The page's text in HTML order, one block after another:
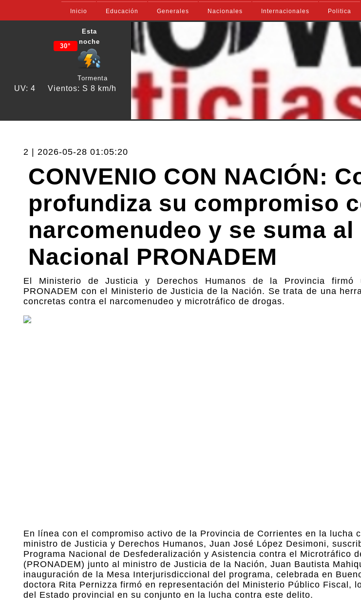
Inicio Educación Generales Nacionales Internacionales Politica
30°
Esta
noche
Tormenta
UV: 4 Vientos: S 8 km/h
2 | 2026-05-28 01:05:20
CONVENIO CON NACIÓN:
profundiza su compromiso
narcomenudeo y se suma al
Nacional PRONADEM
El Ministerio de Justicia y Derechos Humanos de la Provincia firmó
PRONADEM con el Ministerio de Justicia de la Nación. Se trata de una
concretas contra el narcomenudeo y microtráfico de drogas.
En línea con el compromiso activo de la Provincia de Corrientes en la lucha
ministro de Justicia y Derechos Humanos, Juan José López Desimoni,
Programa Nacional de Desfederalización y Asistencia contra el Microtráfico
(PRONADEM) junto al ministro de Justicia de la Nación, Juan Bautista
inauguración de la Mesa Interjurisdiccional del programa, celebrada en
doctora Rita Pernizza firmó en representación del Ministerio Público Fiscal,
del Estado provincial en su conjunto en la lucha contra este delito.